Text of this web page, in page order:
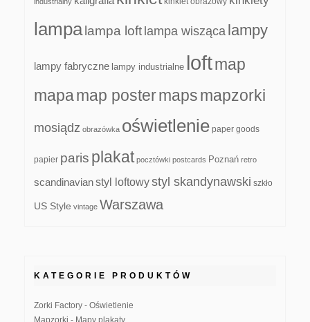
lampa lampa loft lampa wisząca lampy
lampy fabryczne lampy industrialne loftmap
mapamap postermapsmapzorki
mosiądz obrazówka oświetlenie paper goods
papier paris plakat pocztówki postcards Poznań retro
scandinavianstyl loftowystyl skandynawski szkło
US Style vintage Warszawa
KATEGORIE PRODUKTÓW
Zorki Factory - Oświetlenie
Mapzorki - Mapy plakaty